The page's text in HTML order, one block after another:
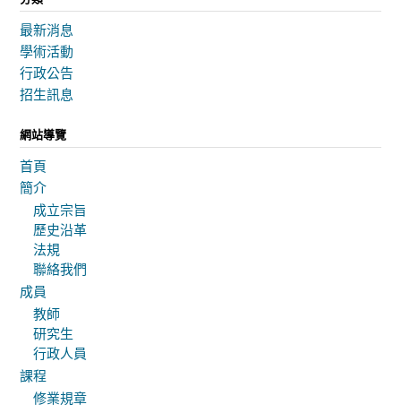
最新消息
學術活動
行政公告
招生訊息
網站導覽
首頁
簡介
成立宗旨
歷史沿革
法規
聯絡我們
成員
教師
研究生
行政人員
課程
修業規章